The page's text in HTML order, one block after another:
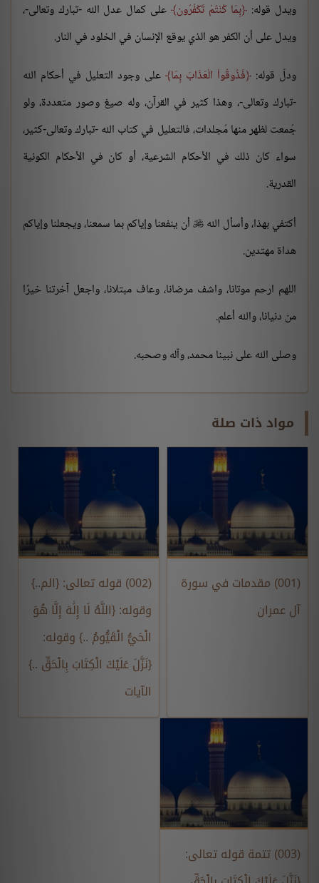
ويدل قوله: بِمَا كُنْتُمْ تَكْفُرُون على كمال عدل الله -تبارك وتعالى-،
ويدل على أن الكفر هو الذي يوقع الإنسان في الخلود في النار.
ودلّ قوله: فَذُوقُواْ الْعَذَابَ بِمَا على وجود التعليل في أحكام الله
-تبارك وتعالى-، وهذا كثير في القرآن، وله صيغ وصور متعددة، ولو
جُمعت لظهر منها مُجلدات، فالتعليل في كتاب الله -تبارك وتعالى-كثير،
سواء كان ذلك في الأحكام الشرعية، أو كان في الأحكام الكونية
القدرية.
أكتفي بهذا، وأسأل الله أن ينفعنا وإياكم بما سمعنا، ويجعلنا وإياكم
هداة مهتدين.
اللهم ارحم موتانا، واشف مرضانا، وعاف مبتلانا، واجعل آخرتنا خيرًا
من دنيانا، والله أعلم.
وصلى الله على نبينا محمد، وآله وصحبه.
مواد ذات صلة
(001) مقدمات في سورة
آل عمران
(002) قوله تعالى: {الم..}
وقوله: {اللَّهُ لَا إِلَٰهَ إِلَّا هُوَ
الْحَيُّ الْقَيُّومُ ..} وقوله:
{نَزَّلَ عَلَيْكَ الْكِتَابَ بِالْحَقِّ ..}
الآيات
(003) تتمة قوله تعالى: